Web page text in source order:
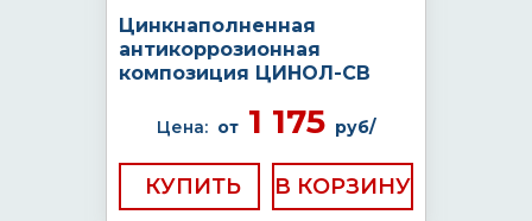
Цинкнаполненная
антикоррозионная
композиция ЦИНОЛ-СВ
Цена: от 1 175 руб/
КУПИТЬ